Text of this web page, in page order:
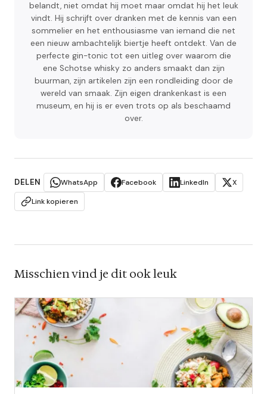
belandt, niet omdat hij moet maar omdat hij het leuk
vindt. Hij schrijft over dranken met de kennis van een
sommelier en het enthousiasme van iemand die net
een nieuw ambachtelijk biertje heeft ontdekt. Van de
perfecte gin-tonic tot een uitleg over waarom die
ene Schotse whisky zo anders smaakt dan zijn
buurman, zijn artikelen zijn een rondleiding door de
wereld van smaak. Zijn eigen drankenkast is een
museum, en hij is er even trots op als beschaamd
over.
DELEN WhatsApp Facebook LinkedIn
X
Link kopieren
Misschien vind je dit ook leuk